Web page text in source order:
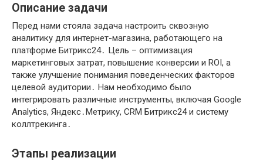
Описание задачи
Перед нами стояла задача настроить сквозную
аналитику для интернет-магазина, работающего на
платформе Битрикс24․ Цель – оптимизация
маркетинговых затрат, повышение конверсии и ROI, а
также улучшение понимания поведенческих факторов
целевой аудитории․ Нам необходимо было
интегрировать различные инструменты, включая Google
Analytics, Яндекс․Метрику, CRM Битрикс24 и систему
коллтрекинга․
Этапы реализации